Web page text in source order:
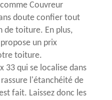
Couvreur
doute confier tout
de toiture. En plus,
un prix
toiture.
33 qui se localise dans
l'étanchéité de
fait. Laissez donc les